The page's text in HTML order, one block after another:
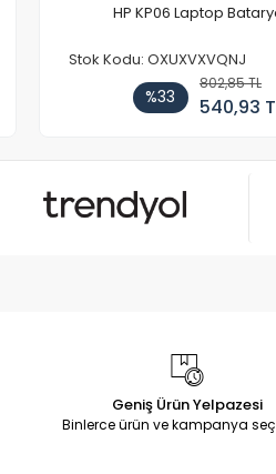
HP KP06 Laptop
Stok Kodu: OXUXVXVQNJ
%33
802,85 TL
540,93
Geniş Ürün Yelpazesi
Binlerce ürün ve kampanya